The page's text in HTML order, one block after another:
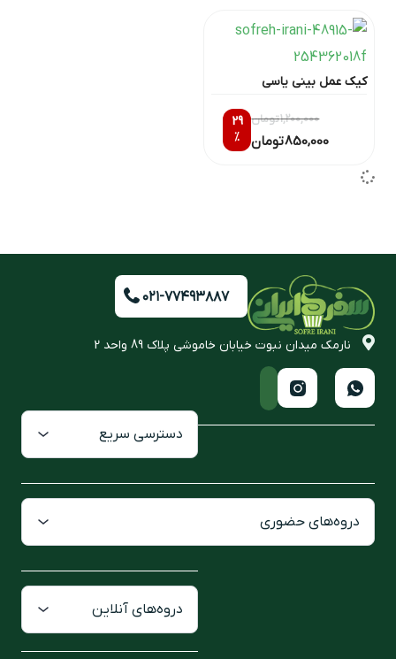
کیک عمل بینی یاسی
29
٪
1,200,000تومان
850,000تومان
۰۲۱-۷۷۴۹۳۸۸۷
نارمک میدان نبوت خیابان خاموشی پلاک 89 واحد 2
دسترسی سریع
دروه‌های حضوری
دروه‌های آنلاین